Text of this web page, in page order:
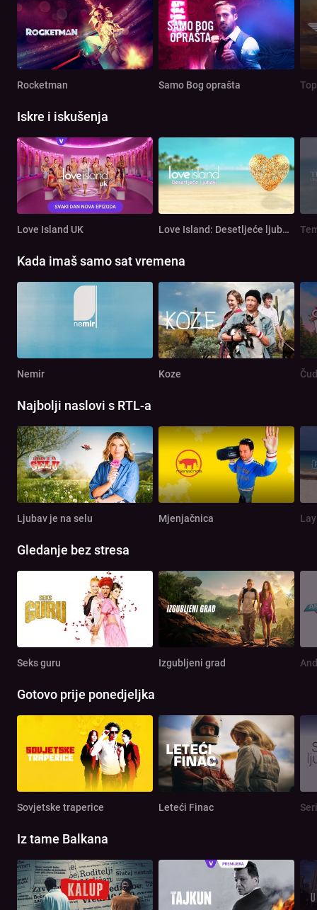
Rocketman Samo Bog oprašta
Iskre i iskušenja
Love Island UK Love Island: Desetljeće ljubavi
Kada imaš samo sat vremena
Nemir Koze
Najbolji naslovi s RTL-a
Ljubav je na selu Mjenjačnica
Gledanje bez stresa
Seks guru Izgubljeni grad
Gotovo prije ponedjeljka
Sovjetske traperice Leteći Finac
Iz tame Balkana